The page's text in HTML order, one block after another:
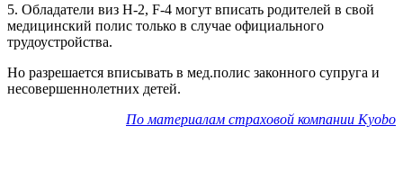
5. Обладатели виз H-2, F-4 могут вписать родителей в свой
медицинский полис только в случае официального
трудоустройства.
Но разрешается вписывать в мед.полис законного супруга и
несовершеннолетних детей.
По материалам страховой компании Kyobo